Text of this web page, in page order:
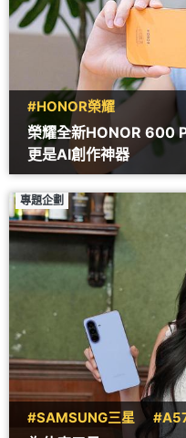
#HONOR榮耀
榮耀全新HONOR 600
更是AI創作神器
專題企劃
#SAMSUNG三星